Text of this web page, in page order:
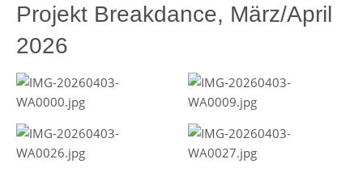
Projekt Breakdance, März/April
2026